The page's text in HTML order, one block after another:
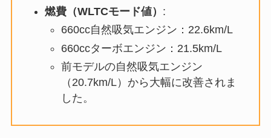
燃費（WLTCモード値） :
660cc自然吸気エンジン：22.6km/L
660ccターボエンジン：21.5km/L
前モデルの自然吸気エンジン
（20.7km/L）から大幅に改善されま
した。